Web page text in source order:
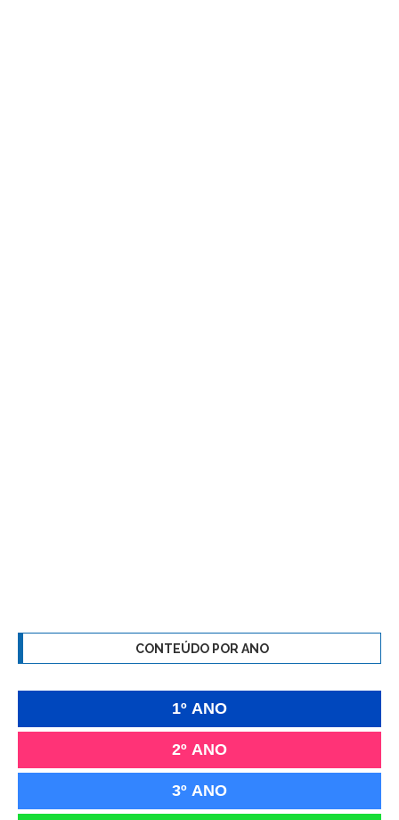
CONTEÚDO POR ANO
1º ANO
2º ANO
3º ANO